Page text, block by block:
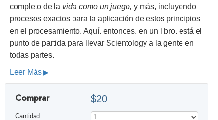
completo de la vida como un juego, y más, incluyendo
procesos exactos para la aplicación de estos principios
en el procesamiento. Aquí, entonces, en un libro, está el
punto de partida para llevar Scientology a la gente en
todas partes.
Leer Más
Comprar $20
Cantidad